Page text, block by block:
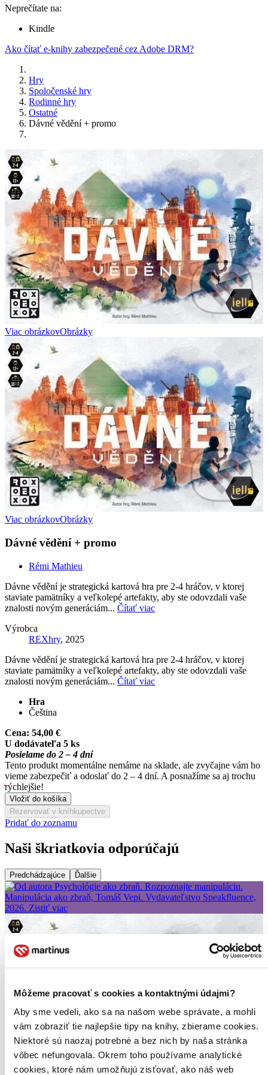
Môžeme pracovať s cookies a kontaktnými údajmi?
Aby sme vedeli, ako sa na našom webe správate, a mohli
vám zobraziť tie najlepšie tipy na knihy, zbierame cookies.
Niektoré sú naozaj potrebné a bez nich by naša stránka
vôbec nefungovala. Okrem toho používame analytické
cookies, ktoré nám umožňujú zisťovať, ako náš web
Neprečítate na:
Kindle
Ako čítať e-knihy zabezpečené cez Adobe DRM?
Hry
Spoločenské hry
Rodinné hry
Ostatné
Dávné vědění + promo
Viac obrázkovObrázky
Viac obrázkovObrázky
Dávné vědění + promo
Rémi Mathieu
Dávne vědění je strategická kartová hra pre 2-4 hráčov, v ktorej
staviate pamätníky a veľkolepé artefakty, aby ste odovzdali vaše
znalosti novým generáciám... Čítať viac
Výrobca
REXhry, 2025
Dávne vědění je strategická kartová hra pre 2-4 hráčov, v ktorej
staviate pamätníky a veľkolepé artefakty, aby ste odovzdali vaše
znalosti novým generáciám... Čítať viac
Hra
Čeština
Cena: 54,00 €
U dodávateľa 5 ks
Posielame do 2 – 4 dní
Tento produkt momentálne nemáme na sklade, ale zvyčajne vám ho
vieme zabezpečiť a odoslať do 2 – 4 dní. A posnažíme sa aj trochu
rýchlejšie!
Vložiť do košíka
Rezervovať v kníhkupectve
Pridať do zoznamu
Naši škriatkovia odporúčajú
Predchádzajúce Ďalšie